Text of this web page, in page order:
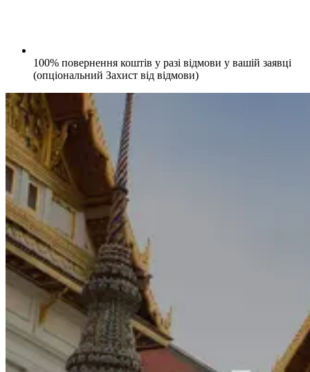
100% повернення коштів у разі відмови у вашій заявці
(опціональний Захист від відмови)